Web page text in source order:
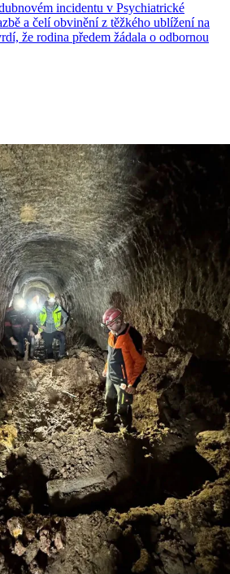
incidentu v Psychiatrické
a čelí obvinění z těžkého ublížení na
že rodina předem žádala o odbornou